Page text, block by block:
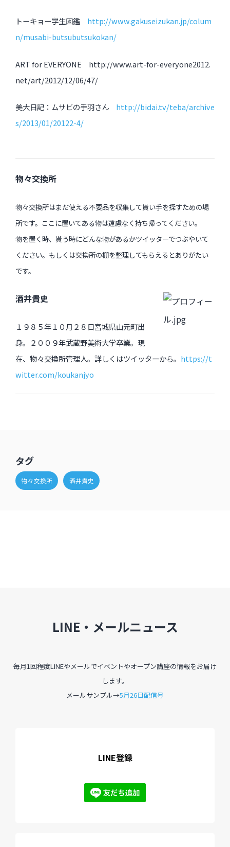
トーキョー学生図鑑 http://www.gakuseizukan.jp/colum
n/musabi-butsubutsukokan/
ART for EVERYONE http://www.art-for-everyone2012.
net/art/2012/12/06/47/
美大日記：ムサビの手羽さん http://bidai.tv/teba/archive
s/2013/01/20122-4/
物々交換所
物々交換所はまだ使える不要品を収集して貰い手を探すための場
所です。ここに置いてある物は遠慮なく持ち帰ってください。
物を置く時、貰う時にどんな物があるかツイッターでつぶやいて
ください。もしくは交換所の棚を整理してもらえるとありがたい
です。
酒井貴史
１９８５年１０月２８日宮城県山元町出
身。 ２００９年武蔵野美術大学卒業。 現
在、物々交換所管理人。 詳しくはツイッターから。 https://t
witter.com/koukanjyo
タグ
物々交換所 酒井貴史
LINE・メールニュース
毎月1回程度LINEやメールでイベントやオープン講座の情報をお届け
します。
メールサンプル→5月26日配信号
LINE登録